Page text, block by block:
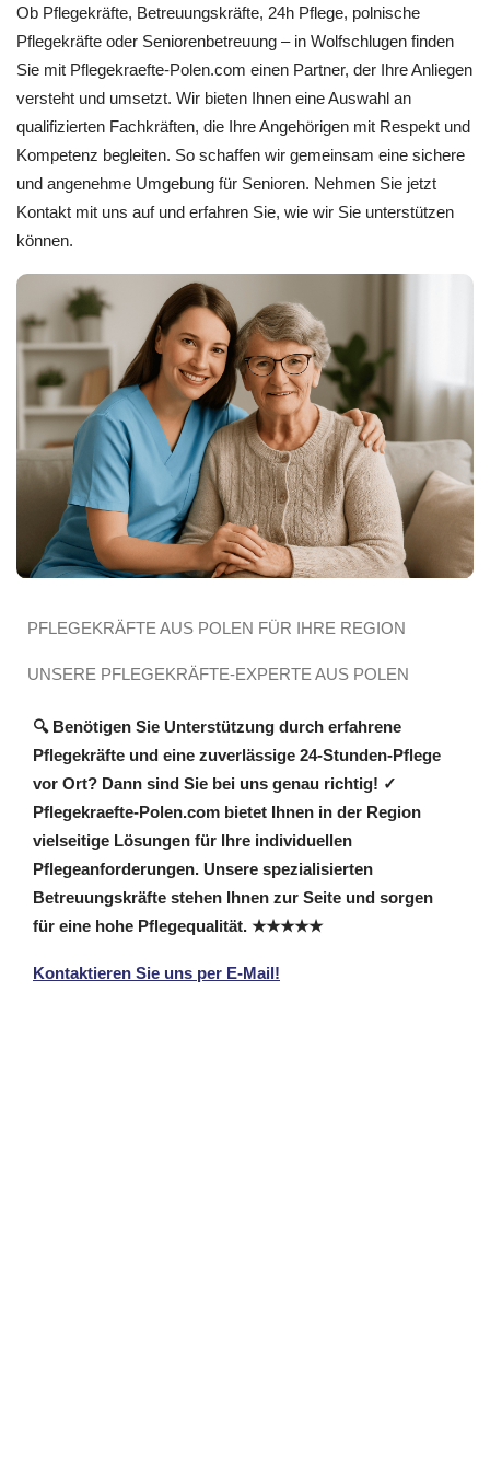
Ob Pflegekräfte, Betreuungskräfte, 24h Pflege, polnische
Pflegekräfte oder Seniorenbetreuung – in Wolfschlugen finden
Sie mit Pflegekraefte-Polen.com einen Partner, der Ihre Anliegen
versteht und umsetzt. Wir bieten Ihnen eine Auswahl an
qualifizierten Fachkräften, die Ihre Angehörigen mit Respekt und
Kompetenz begleiten. So schaffen wir gemeinsam eine sichere
und angenehme Umgebung für Senioren. Nehmen Sie jetzt
Kontakt mit uns auf und erfahren Sie, wie wir Sie unterstützen
können.
PFLEGEKRÄFTE AUS POLEN FÜR IHRE REGION
UNSERE PFLEGEKRÄFTE-EXPERTE AUS POLEN
🔍 Benötigen Sie Unterstützung durch erfahrene
Pflegekräfte und eine zuverlässige 24-Stunden-Pflege
vor Ort? Dann sind Sie bei uns genau richtig! ✓
Pflegekraefte-Polen.com bietet Ihnen in der Region
vielseitige Lösungen für Ihre individuellen
Pflegeanforderungen. Unsere spezialisierten
Betreuungskräfte stehen Ihnen zur Seite und sorgen
für eine hohe Pflegequalität. ★★★★★
Kontaktieren Sie uns per E-Mail!